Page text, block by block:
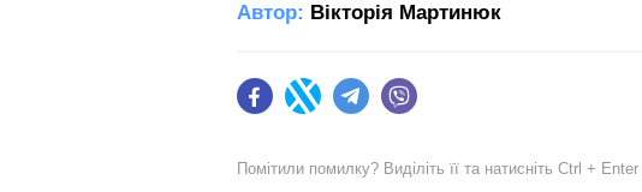
Автор: Вікторія Мартинюк
FacebookTwitter Telegram
Помітили помилку? Виділіть її та натисніть Ctrl + Enter